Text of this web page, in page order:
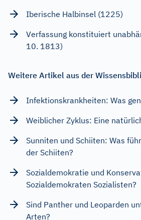
Iberische Halbinsel (1225)
Verfassung konstituiert
10. 1813)
Weitere Artikel aus der
Infektionskrankheiten: Was
Weiblicher Zyklus: Eine
Sunniten und Schiiten: Was
der Schiiten?
Sozialdemokratie und
Sozialdemokraten Sozialisten?
Sind Panther und Leoparden
Arten?